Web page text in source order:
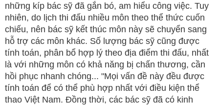
những kíp bác sỹ đã gắn bó, am hiểu công việc. Tuy
nhiên, do lịch thi đấu nhiều môn theo thể thức cuốn
chiếu, nên bác sỹ kết thúc môn này sẽ chuyển sang
hỗ trợ các môn khác. Số lượng bác sỹ cũng được
tính toán, phân bổ hợp lý theo địa điểm thi đấu, nhất
là với những môn có khả năng bị chấn thương, cần
hồi phục nhanh chóng... "Mọi vấn đề này đều được
tính toán để có thể phù hợp nhất với điều kiện thể
thao Việt Nam. Đồng thời, các bác sỹ đã có kinh